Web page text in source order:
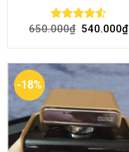
Rated4.51
650.000₫ 540.000₫
-18%